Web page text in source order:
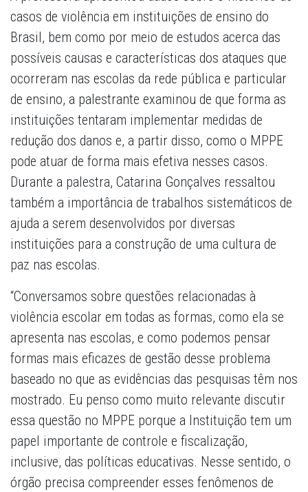
casos de violência em instituições de ensino do
Brasil, bem como por meio de estudos acerca das
possíveis causas e características dos ataques que
ocorreram nas escolas da rede pública e particular
de ensino, a palestrante examinou de que forma as
instituições tentaram implementar medidas de
redução dos danos e, a partir disso, como o MPPE
pode atuar de forma mais efetiva nesses casos.
Durante a palestra, Catarina Gonçalves ressaltou
também a importância de trabalhos sistemáticos de
ajuda a serem desenvolvidos por diversas
instituições para a construção de uma cultura de
paz nas escolas.
“Conversamos sobre questões relacionadas à
violência escolar em todas as formas, como ela se
apresenta nas escolas, e como podemos pensar
formas mais eficazes de gestão desse problema
baseado no que as evidências das pesquisas têm nos
mostrado. Eu penso como muito relevante discutir
essa questão no MPPE porque a Instituição tem um
papel importante de controle e fiscalização,
inclusive, das políticas educativas. Nesse sentido, o
órgão precisa compreender esses fenômenos de